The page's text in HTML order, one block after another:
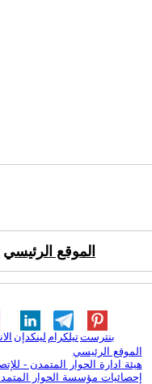
الموقع الرئيسي
لينكدإن تيلكرامبنترست
الموقع الرئيسي
هيئة ادارة الحوار المتمدن -
إحصائيات مؤسسة الحوار